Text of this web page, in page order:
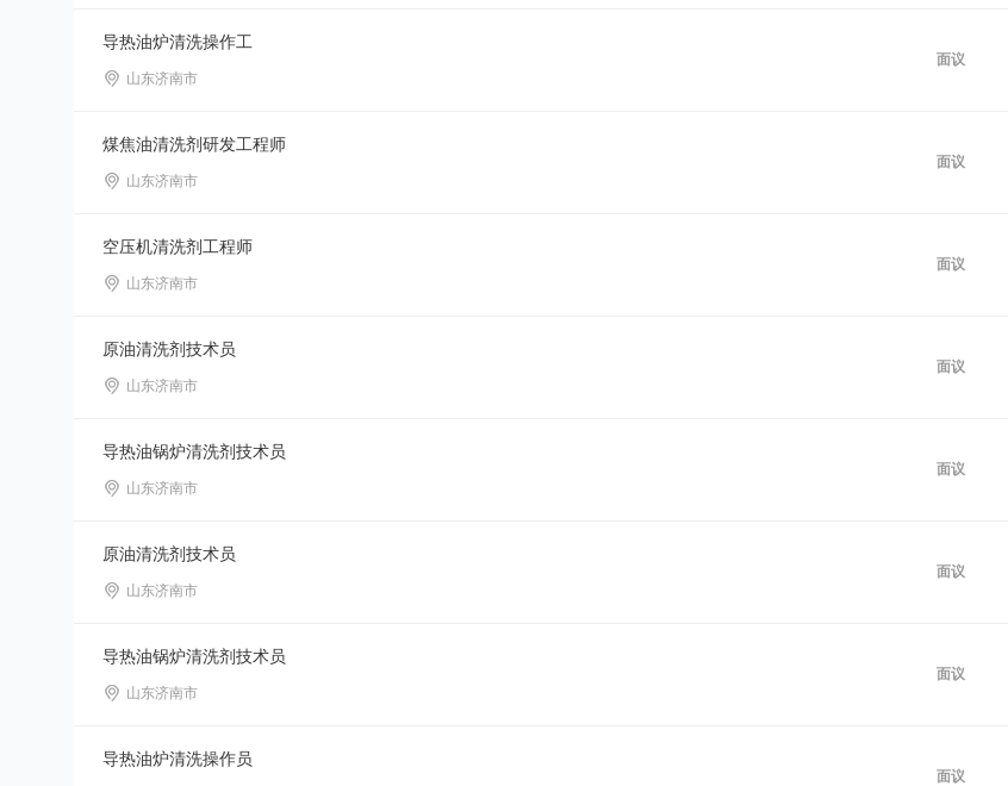
导热油炉清洗操作工
山东济南市
面议
煤焦油清洗剂研发工程师
山东济南市
面议
空压机清洗剂工程师
山东济南市
面议
原油清洗剂技术员
山东济南市
面议
导热油锅炉清洗剂技术员
山东济南市
面议
原油清洗剂技术员
山东济南市
面议
导热油锅炉清洗剂技术员
山东济南市
面议
导热油炉清洗操作员
面议